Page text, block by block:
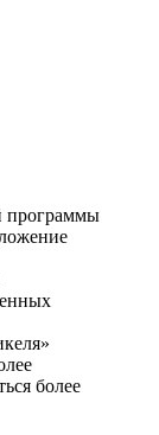
программы
более